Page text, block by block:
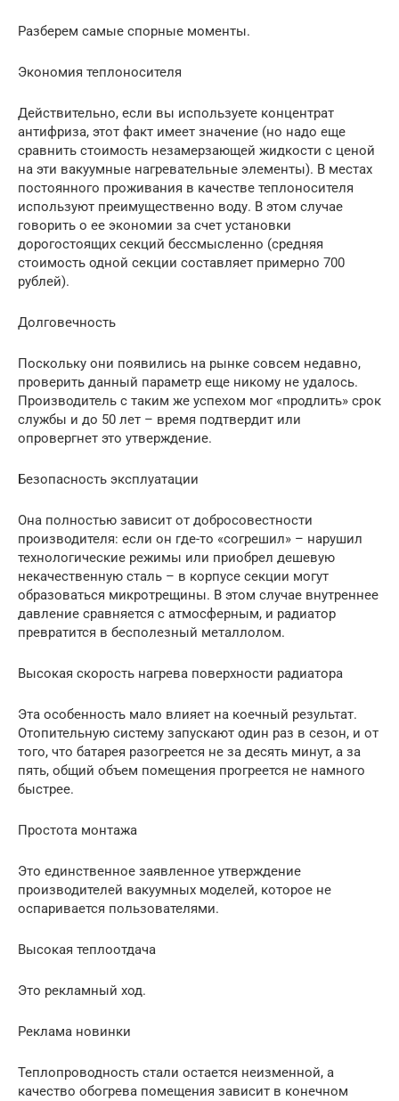
Разберем самые спорные моменты.
Экономия теплоносителя
Действительно, если вы используете концентрат
антифриза, этот факт имеет значение (но надо еще
сравнить стоимость незамерзающей жидкости с ценой
на эти вакуумные нагревательные элементы). В местах
постоянного проживания в качестве теплоносителя
используют преимущественно воду. В этом случае
говорить о ее экономии за счет установки
дорогостоящих секций бессмысленно (средняя
стоимость одной секции составляет примерно 700
рублей).
Долговечность
Поскольку они появились на рынке совсем недавно,
проверить данный параметр еще никому не удалось.
Производитель с таким же успехом мог «продлить» срок
службы и до 50 лет – время подтвердит или
опровергнет это утверждение.
Безопасность эксплуатации
Она полностью зависит от добросовестности
производителя: если он где-то «согрешил» – нарушил
технологические режимы или приобрел дешевую
некачественную сталь – в корпусе секции могут
образоваться микротрещины. В этом случае внутреннее
давление сравняется с атмосферным, и радиатор
превратится в бесполезный металлолом.
Высокая скорость нагрева поверхности радиатора
Эта особенность мало влияет на коечный результат.
Отопительную систему запускают один раз в сезон, и от
того, что батарея разогреется не за десять минут, а за
пять, общий объем помещения прогреется не намного
быстрее.
Простота монтажа
Это единственное заявленное утверждение
производителей вакуумных моделей, которое не
оспаривается пользователями.
Высокая теплоотдача
Это рекламный ход.
Реклама новинки
Теплопроводность стали остается неизменной, а
качество обогрева помещения зависит в конечном